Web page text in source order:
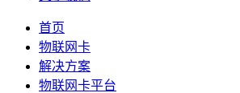
首页
物联网卡
解决方案
物联网卡平台